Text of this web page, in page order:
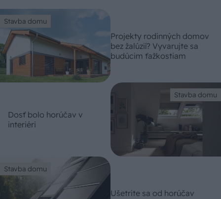
Stavba domu
Projekty rodinných domov
bez žalúzií? Vyvarujte sa
budúcim ťažkostiam
Stavba domu
Dosť bolo horúčav v
interiéri
Stavba domu
Ušetrite sa od horúčav